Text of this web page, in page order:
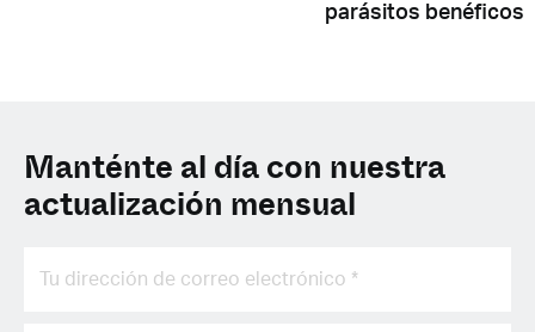
parásitos benéficos
Manténte al día con nuestra
actualización mensual